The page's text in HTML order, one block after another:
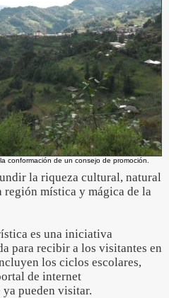
conformación de un consejo de promoción.
la riqueza cultural, natural
región mística y mágica de la
es una iniciativa
para recibir a los visitantes en
los ciclos escolares,
de internet
pueden visitar.